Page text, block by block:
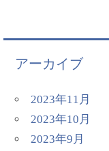
アーカイブ
2023年11月
2023年10月
2023年9月